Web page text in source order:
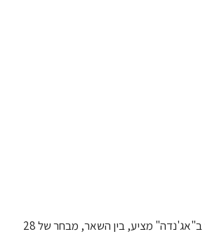
התפריט כולל מאכלים ישראלים שכולם יודעים שאין כמותם. התפריט ב"אג'נדה" מציע, בין השאר, מבחר של 28